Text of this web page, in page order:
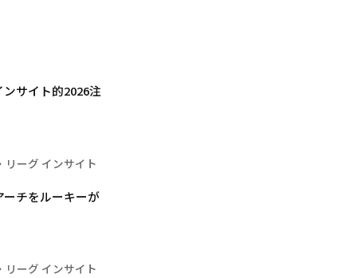
サイト的2026注
リーグ インサイト
チをルーキーが
リーグ インサイト